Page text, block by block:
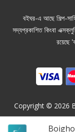
বইঘর-এ আছে শিল্প-
সদ্যপ্রকাশিত কিংবা
রয়েছে
Copyright © 2026